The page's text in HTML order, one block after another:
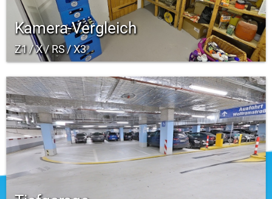
Kamera-Vergleich
Z1 / X / RS / X3